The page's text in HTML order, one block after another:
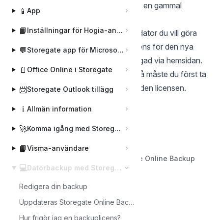
📱 App
📙 Inställningar för Hogia-användare
💬 Storegate app för Microsoft Teams
📄 Office Online i Storegate
📨Storegate Outlook tillägg
ℹ️ Allmän information
🚀 Komma igång med Storegate
📘Visma-användare
💻 Datorbackup med Storegate Online Backup
Redigera din backup
Uppdateras Storegate Online Backup automatiskt?
Hur frigör jag en backuplicens?
Nej, det är inte möjligt att fortsätta på en gammal
Du behöver ha en backuplicens per dator du vill göra
backup av. Du kan lägga till en ny licens för den nya
datorn under ”Konto” när du är inloggad via hemsidan.
Om du inte vill lägga till en ny licens så måste du först ta
bort din gamla backup för att frigöra den licensen.
Back to Datorbackup med Storegate Online Backup